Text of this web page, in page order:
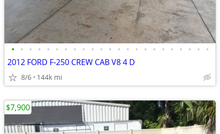
• • • • • • • • • • • • • • • • • • • • • • •
2012 FORD F-250 CREW CAB V8 4 D
8/6 144k mi
$7,900